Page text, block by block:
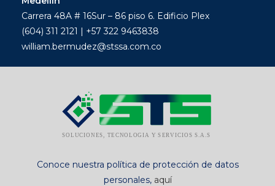
Carrera 48A # 16Sur – 86 piso 6. Edificio Plex
(604) 311 2121 | +57 322 9463838
william.bermudez@stssa.com.co
Conoce nuestra política de protección de datos
personales, aquí